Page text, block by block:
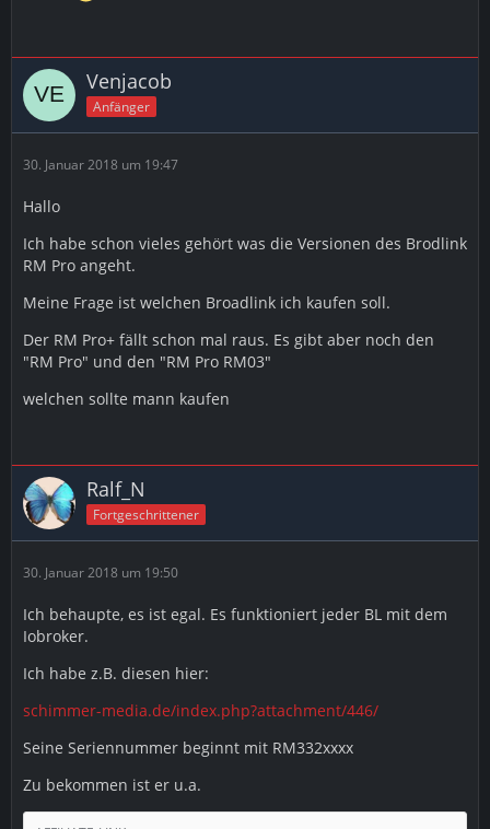
Venjacob
Anfänger
30. Januar 2018 um 19:47
Hallo
Ich habe schon vieles gehört was die Versionen des Brodlink
RM Pro angeht.
Meine Frage ist welchen Broadlink ich kaufen soll.
Der RM Pro+ fällt schon mal raus. Es gibt aber noch den
"RM Pro" und den "RM Pro RM03"
welchen sollte mann kaufen
Ralf_N
Fortgeschrittener
30. Januar 2018 um 19:50
Ich behaupte, es ist egal. Es funktioniert jeder BL mit dem
Iobroker.
Ich habe z.B. diesen hier:
schimmer-media.de/index.php?attachment/446/
Seine Seriennummer beginnt mit RM332xxxx
Zu bekommen ist er u.a.